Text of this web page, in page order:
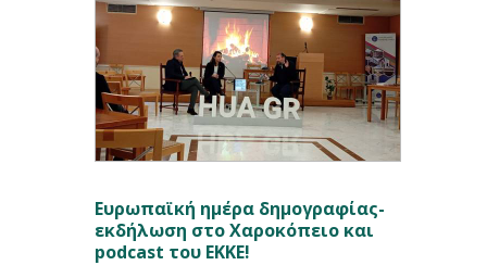
Ευρωπαϊκή ημέρα δημογραφίας-
εκδήλωση στο Χαροκόπειο και
podcast του ΕΚΚΕ!